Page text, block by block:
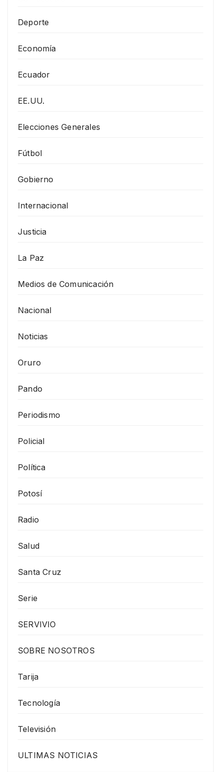
Deporte
Economía
Ecuador
EE.UU.
Elecciones Generales
Fútbol
Gobierno
Internacional
Justicia
La Paz
Medios de Comunicación
Nacional
Noticias
Oruro
Pando
Periodismo
Policial
Política
Potosí
Radio
Salud
Santa Cruz
Serie
SERVIVIO
SOBRE NOSOTROS
Tarija
Tecnología
Televisión
ULTIMAS NOTICIAS